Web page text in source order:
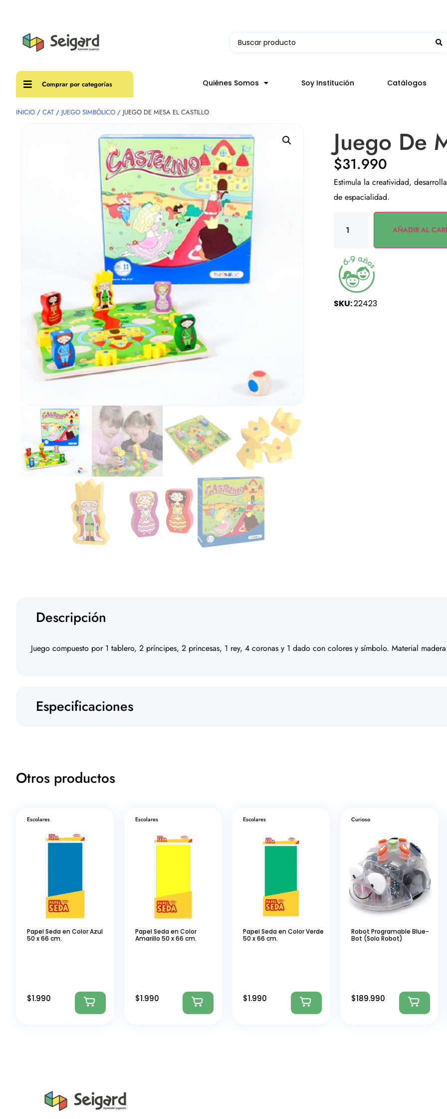
Comprar por categorías Quiénes Somos Soy Institución Catálogos
INICIO / CAT / JUEGO SIMBÓLICO / JUEGO DE MESA EL CASTILLO
Juego De
$31.990
Estimula la creatividad,
de espacialidad.
AÑADIR AL
SKU:22423
Descripción
Juego compuesto por 1 tablero, 2 príncipes, 2 princesas, 1 rey, 4 coronas y 1 dado con colores y símbolo. Material
Especificaciones
Otros productos
Escolares
Papel Seda en Color Azul
50 x 66 cm.
$1.990
Escolares
Papel Seda en Color
Amarillo 50 x 66 cm.
$1.990
Escolares
Papel Seda en Color Verde
50 x 66 cm.
$1.990
Curioso
Robot Programable Blue-
Bot (Solo Robot)
$189.990